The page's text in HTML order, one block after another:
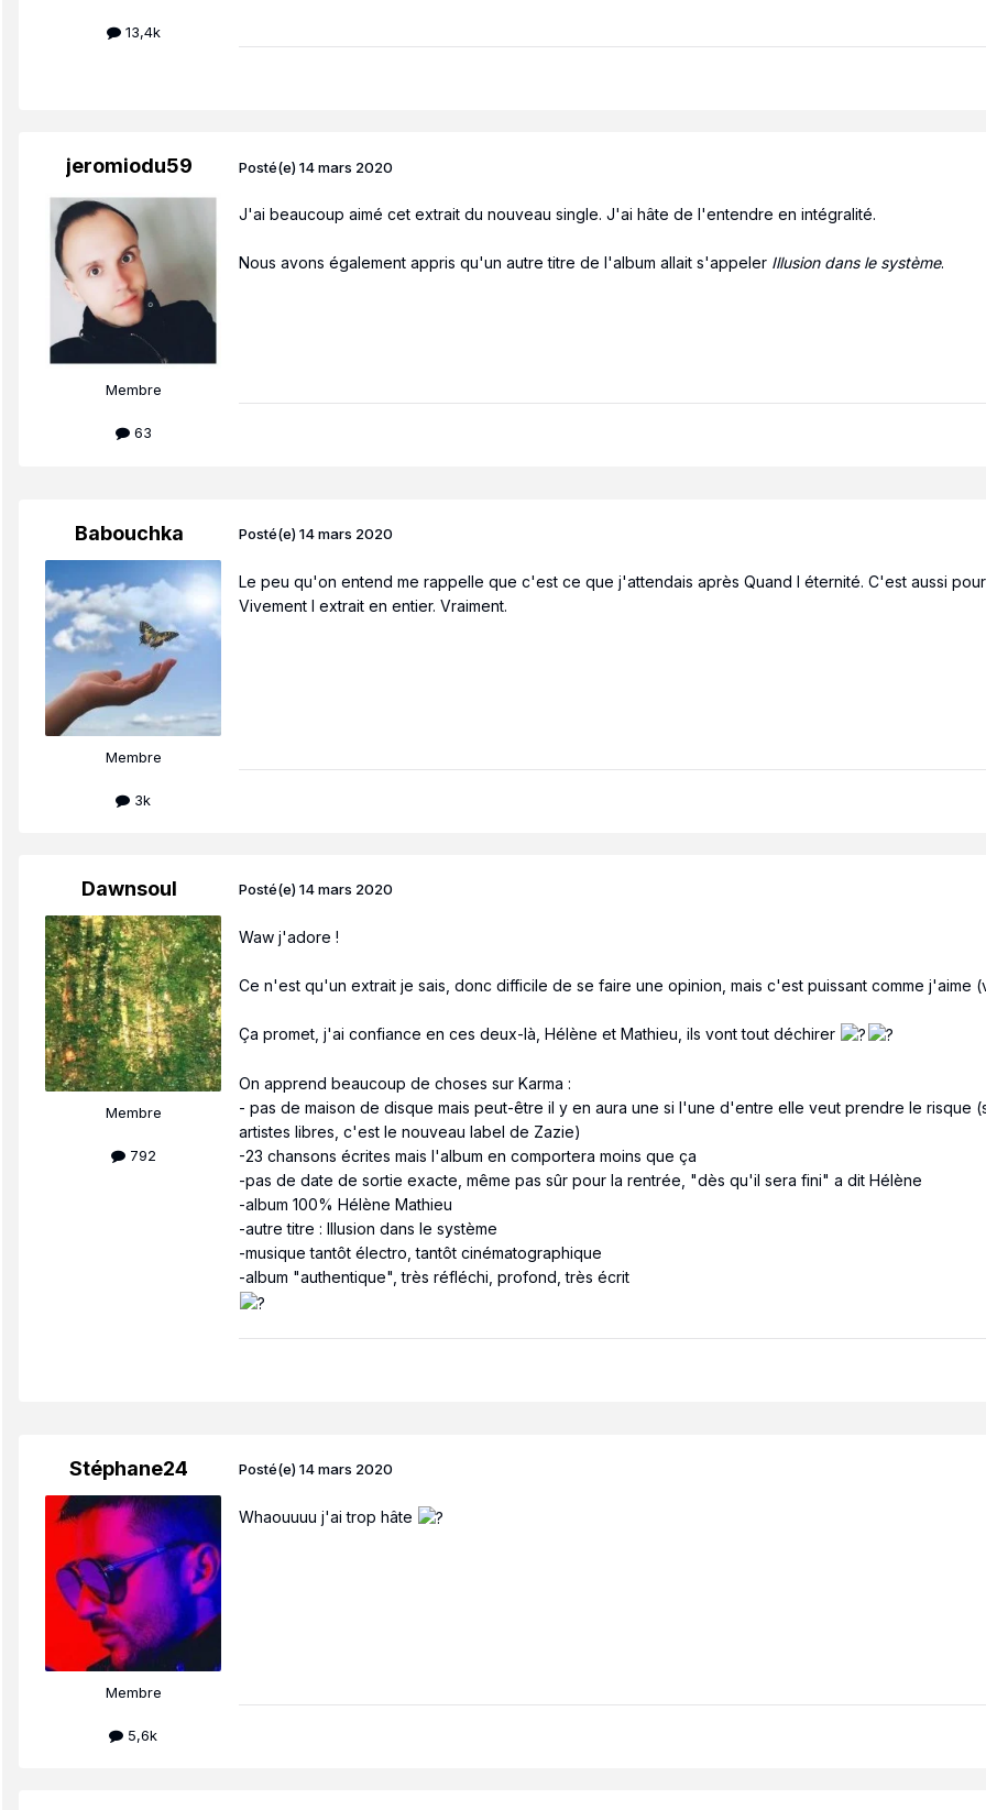
13,4k
jeromiodu59
Membre
63
Posté(e)14 mars 2020
J'ai beaucoup aimé cet extrait du nouveau single. J'ai hâte de l'entendre en intégralité.
Nous avons également appris qu'un autre titre de l'album allait s'appeler Illusion dans le système.
Babouchka
Membre
3k
Posté(e)14 mars 2020
Le peu qu'on entend me rappelle que c'est ce que j'attendais après Quand l éternité. C'est aussi
Vivement l extrait en entier. Vraiment.
Dawnsoul
Membre
792
Posté(e)14 mars 2020
Waw j'adore !
Ce n'est qu'un extrait je sais, donc difficile de se faire une opinion, mais c'est puissant comme j'aime
Ça promet, j'ai confiance en ces deux-là, Hélène et Mathieu, ils vont tout déchirer
On apprend beaucoup de choses sur Karma :
- pas de maison de disque mais peut-être il y en aura une si l'une d'entre elle veut prendre le risque
artistes libres, c'est le nouveau label de Zazie)
-23 chansons écrites mais l'album en comportera moins que ça
-pas de date de sortie exacte, même pas sûr pour la rentrée, "dès qu'il sera fini" a dit Hélène
-album 100% Hélène Mathieu
-autre titre : Illusion dans le système
-musique tantôt électro, tantôt cinématographique
-album "authentique", très réfléchi, profond, très écrit
Stéphane24
Membre
5,6k
Posté(e)14 mars 2020
Whaouuuu j'ai trop hâte